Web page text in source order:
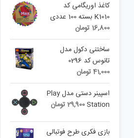
کاغذ اوریگامی کد
K1010 بسته 100 عددی
16,800 تومان
ساختنی دکول مدل
تانوس کد 0296
41,000تومان
اسپینر دستی مدل Play
Station
29,900تومان
بازی فکری طرح فوتبالی